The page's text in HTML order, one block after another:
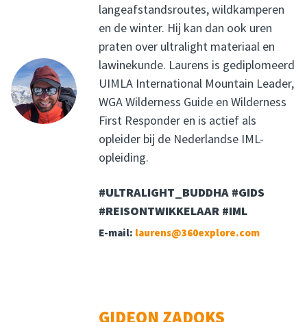
langeafstandsroutes, wildkamperen
en de winter. Hij kan dan ook uren
praten over ultralight materiaal en
lawinekunde. Laurens is gediplomeerd
UIMLA International Mountain Leader,
WGA Wilderness Guide en Wilderness
First Responder en is actief als
opleider bij de Nederlandse IML-
opleiding.
#ULTRALIGHT_BUDDHA #GIDS
#REISONTWIKKELAAR #IML
E-mail: laurens@360explore.com
GIDEON ZADOKS